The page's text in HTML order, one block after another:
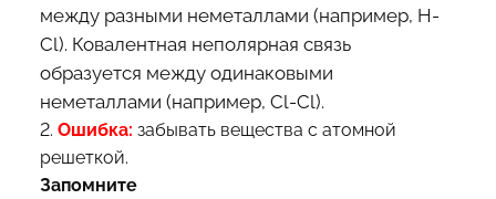
между разными неметаллами (например, H-
Cl). Ковалентная неполярная связь
образуется между одинаковыми
неметаллами (например, Cl-Cl).
2. Ошибка: забывать вещества с атомной
решеткой.
Запомните